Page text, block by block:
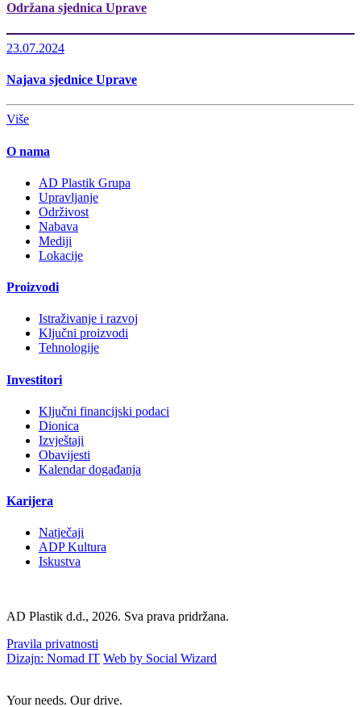
Održana sjednica Uprave
23.07.2024
Najava sjednice Uprave
Više
O nama
AD Plastik Grupa
Upravljanje
Održivost
Nabava
Mediji
Lokacije
Proizvodi
Istraživanje i razvoj
Ključni proizvodi
Tehnologije
Investitori
Ključni financijski podaci
Dionica
Izvještaji
Obavijesti
Kalendar događanja
Karijera
Natječaji
ADP Kultura
Iskustva
AD Plastik d.d., 2026. Sva prava pridržana.
Pravila privatnosti
Dizajn: Nomad IT Web by Social Wizard
Your needs. Our drive.